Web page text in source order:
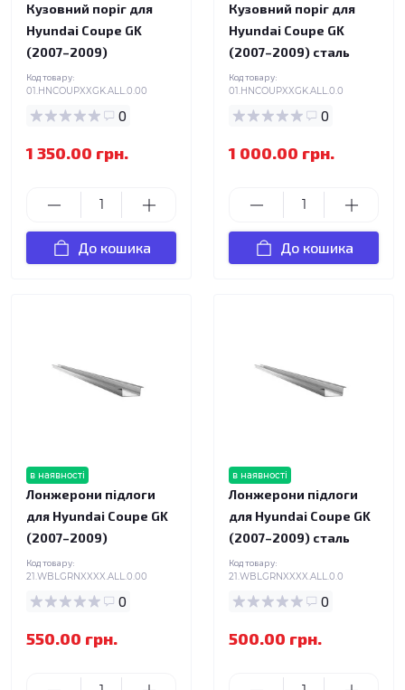
Кузовний поріг для
Hyundai Coupe GK
(2007–2009)
Код товару:
01.HNCOUPXXGK.ALL.0.00
0
1 350.00 грн.
До кошика
Кузовний поріг для
Hyundai Coupe GK
(2007–2009) сталь
Код товару:
01.HNCOUPXXGK.ALL.0.0
0
1 000.00 грн.
До кошика
в наявності
Лонжерони підлоги
для Hyundai Coupe GK
(2007–2009)
Код товару:
21.WBLGRNXXXX.ALL.0.00
0
550.00 грн.
в наявності
Лонжерони підлоги
для Hyundai Coupe GK
(2007–2009) сталь
Код товару:
21.WBLGRNXXXX.ALL.0.0
0
500.00 грн.